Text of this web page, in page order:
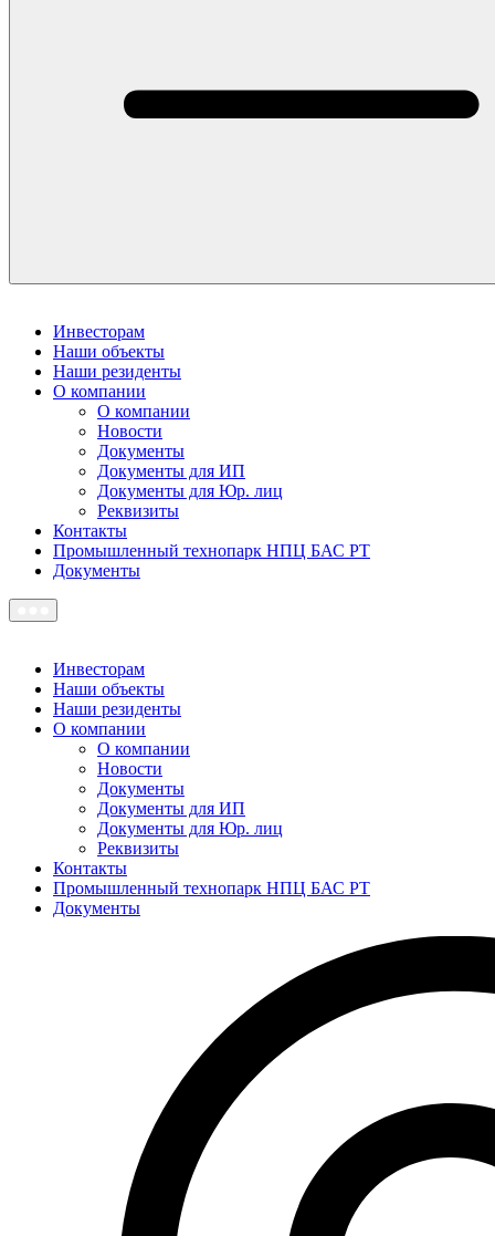
Инвесторам
Наши объекты
Наши резиденты
О компании
О компании
Новости
Документы
Документы для ИП
Документы для Юр. лиц
Реквизиты
Контакты
Промышленный технопарк НПЦ БАС РТ
Документы
Инвесторам
Наши объекты
Наши резиденты
О компании
О компании
Новости
Документы
Документы для ИП
Документы для Юр. лиц
Реквизиты
Контакты
Промышленный технопарк НПЦ БАС РТ
Документы